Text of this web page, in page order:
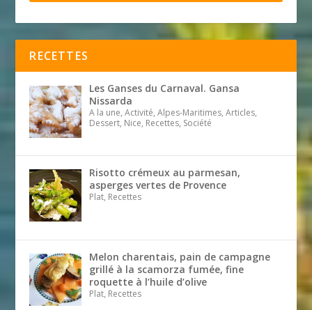
RECETTES
Les Ganses du Carnaval. Gansa
Nissarda
A la une, Activité, Alpes-Maritimes, Articles,
Dessert, Nice, Recettes, Société
Risotto crémeux au parmesan,
asperges vertes de Provence
Plat, Recettes
Melon charentais, pain de campagne
grillé à la scamorza fumée, fine
roquette à l’huile d’olive
Plat, Recettes